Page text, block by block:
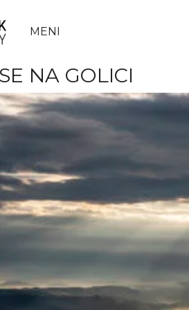
MENI
NA GOLICI